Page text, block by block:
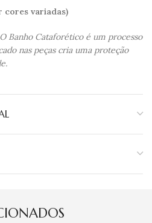
cores variadas)
Banho Cataforético é um processo
nas peças cria uma proteção